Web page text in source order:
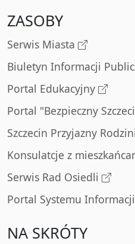
ZASOBY
Serwis Miasta
Biuletyn Informacji
Portal Edukacyjny
Portal "Bezpieczny
Szczecin Przyjazny
Konsulatcje z
Serwis Rad Osiedli
Portal Systemu
NA SKRÓTY